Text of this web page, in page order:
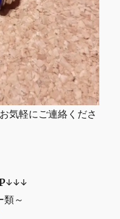
気軽にご連絡くださ
↓↓↓
類～